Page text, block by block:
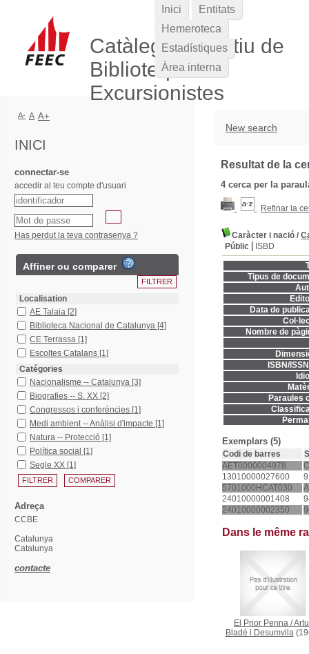
Catàleg Col·lectiu de
Biblioteques
Excursionistes
New search
Resultat de la
4cerca per la
Refinar la
Caràcter i nació /
Públic
ISBD
Tipus de
Data de
Nombre de
ISBN/
Paraules
Exemplars (5)
Codi de barres
AET0000004978
13010000027600
5701000HCAT030
24010000001408
24010000002350
Dans le même
El Prior Penna /
Bladé i Desumvila
Inici
Entitats
Hemeroteca
Estadístiques
Àrea interna
A- A A+
INICI
connectar-se
accedir al teu compte d'usuari
Has perdut la teva contrasenya ?
Affiner ou comparer
Localisation
AE Talaia [2]
Biblioteca Nacional de Catalunya [4]
CE Terrassa [1]
Escoltes Catalans [1]
Catégories
Nacionalisme -- Catalunya [3]
Biografies -- S. XX [2]
Congressos i conferències [1]
Medi ambient -- Anàlisi d'impacte [1]
Natura -- Protecció [1]
Política social [1]
Segle XX [1]
Adreça
CCBE
Catalunya
Catalunya
contacte